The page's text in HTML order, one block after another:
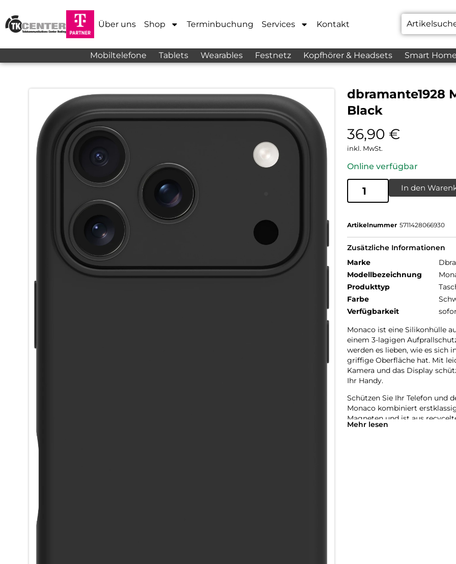
Über uns Shop Terminbuchung Services Kontakt
Mobiltelefone Tablets Wearables Festnetz Kopfhörer & Headsets Smart
dbramante1928
Black
36,90 €
inkl. MwSt.
Online verfügbar
In den
Artikelnummer 5711428066930
Zusätzliche Informationen
Marke
Modellbezeichnung
Produkttyp
Farbe
Verfügbarkeit
Monaco ist eine Silikonhülle
einem 3-lagigen
werden es lieben, wie es sich
griffige Oberfläche hat. Mit
Kamera und das Display
Ihr Handy.
Schützen Sie Ihr Telefon und
Monaco kombiniert
Magneten und ist aus
sich sowohl durch ihre
Mehr lesen